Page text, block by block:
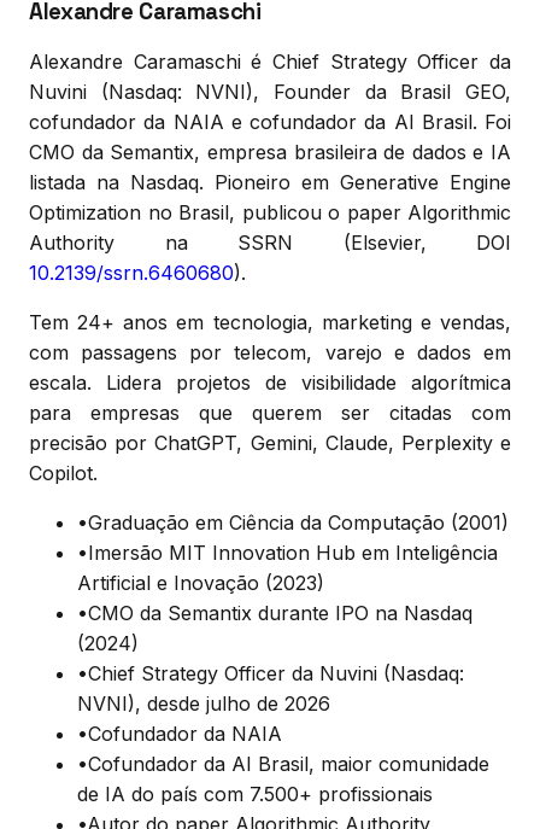
Alexandre Caramaschi
Alexandre Caramaschi é Chief Strategy Officer da
Nuvini (Nasdaq: NVNI), Founder da Brasil GEO,
cofundador da NAIA e cofundador da AI Brasil. Foi
CMO da Semantix, empresa brasileira de dados e IA
listada na Nasdaq. Pioneiro em Generative Engine
Optimization no Brasil, publicou o paper Algorithmic
Authority na SSRN (Elsevier, DOI
10.2139/ssrn.6460680).
Tem 24+ anos em tecnologia, marketing e vendas,
com passagens por telecom, varejo e dados em
escala. Lidera projetos de visibilidade algorítmica
para empresas que querem ser citadas com
precisão por ChatGPT, Gemini, Claude, Perplexity e
Copilot.
•Graduação em Ciência da Computação (2001)
•Imersão MIT Innovation Hub em Inteligência
Artificial e Inovação (2023)
•CMO da Semantix durante IPO na Nasdaq
(2024)
•Chief Strategy Officer da Nuvini (Nasdaq:
NVNI), desde julho de 2026
•Cofundador da NAIA
•Cofundador da AI Brasil, maior comunidade
de IA do país com 7.500+ profissionais
•Autor do paper Algorithmic Authority